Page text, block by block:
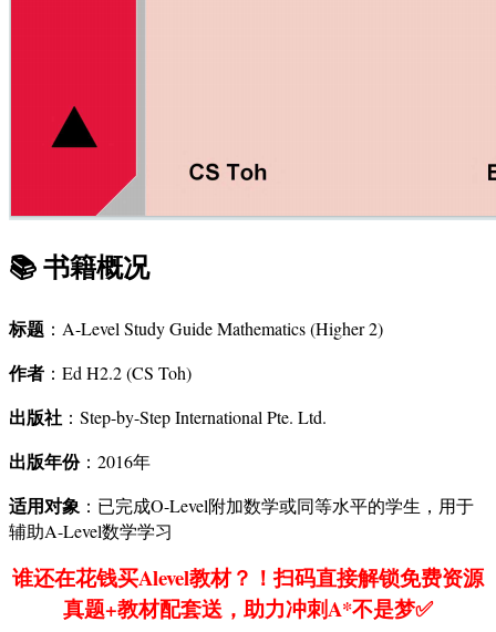
📚书籍概况
标题 ：A-Level Study Guide Mathematics (Higher 2)
作者 ：Ed H2.2 (CS Toh)
出版社 ：Step-by-Step International Pte. Ltd.
出版年份：2016年
适用对象 ：已完成O-Level附加数学或同等水平的学生，用于
辅助A-Level数学学习
谁还在花钱买Alevel教材？！扫码直接解锁免费资源
真题+教材配套送，助力冲刺A*不是梦✅